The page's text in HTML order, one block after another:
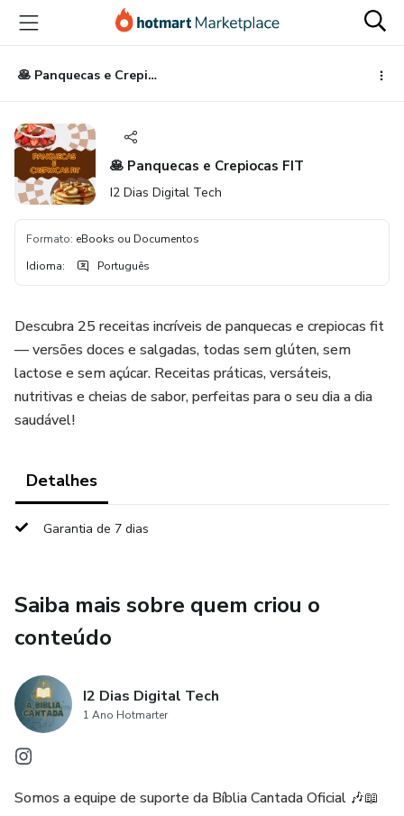
para
conteúdo
principal
para
pagamento
para
rodapé
🥞 Panquecas e Crepiocas FIT
🥞 Panquecas e Crepiocas FIT
I2 Dias Digital Tech
Formato: eBooks ou Documentos
Idioma: Português
Descubra 25 receitas incríveis de panquecas e crepiocas fit
— versões doces e salgadas, todas sem glúten, sem
lactose e sem açúcar. Receitas práticas, versáteis,
nutritivas e cheias de sabor, perfeitas para o seu dia a dia
saudável!
Detalhes
Garantia de 7 dias
Saiba mais sobre quem criou o
conteúdo
I2 Dias Digital Tech
1 Ano Hotmarter
Somos a equipe de suporte da Bíblia Cantada Oficial 🎶📖